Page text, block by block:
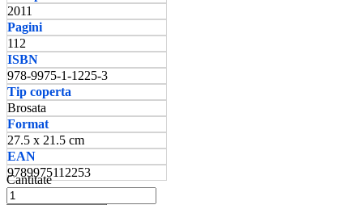
2011
Pagini
112
ISBN
978-9975-1-1225-3
Tip coperta
Brosata
Format
27.5 x 21.5 cm
EAN
9789975112253
Cantitate